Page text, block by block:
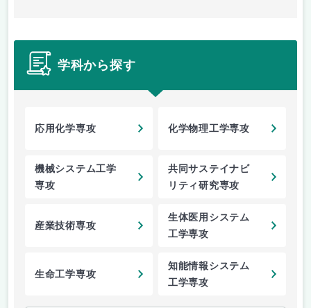
学科から探す
応用化学専攻 化学物理工学専攻
機械システム工学
専攻
共同サステイナビ
リティ研究専攻
産業技術専攻
生体医用システム
工学専攻
生命工学専攻
知能情報システム
工学専攻